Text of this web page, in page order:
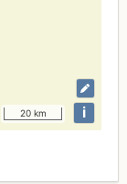
20 km i